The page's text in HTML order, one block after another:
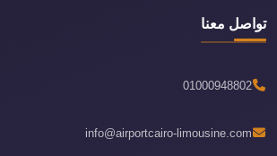
تواصل معنا
01000948802
info@airportcairo-limousine.com